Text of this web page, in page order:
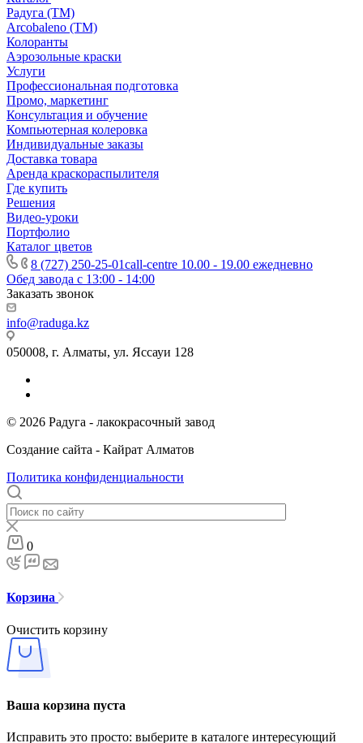
Радуга (ТМ)
Arcobaleno (ТМ)
Колоранты
Аэрозольные краски
Услуги
Профессиональная подготовка
Промо, маркетинг
Консультация и обучение
Компьютерная колеровка
Индивидуальные заказы
Доставка товара
Аренда краскораспылителя
Где купить
Решения
Видео-уроки
Портфолио
Каталог цветов
8 (727) 250-25-01call-centre 10.00 - 19.00 ежедневно
Обед завода с 13:00 - 14:00
Заказать звонок
info@raduga.kz
050008, г. Алматы, ул. Яссауи 128
© 2026 Радуга - лакокрасочный завод
Создание сайта - Кайрат Алматов
Политика конфиденциальности
0
Корзина
Очистить корзину
Ваша корзина пуста
Исправить это просто: выберите в каталоге интересующий